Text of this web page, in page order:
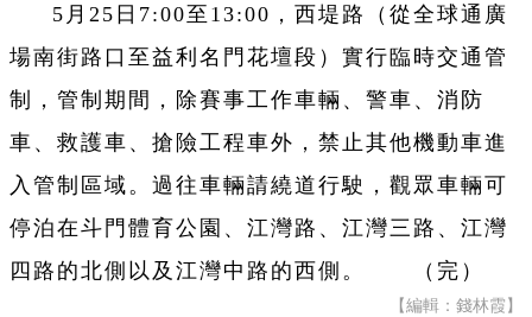
5月25日7:00至13:00，西堤路（從全球通廣
場南街路口至益利名門花壇段）實行臨時交通管
制，管制期間，除賽事工作車輛、警車、消防
車、救護車、搶險工程車外，禁止其他機動車進
入管制區域。過往車輛請繞道行駛，觀眾車輛可
停泊在斗門體育公園、江灣路、江灣三路、江灣
四路的北側以及江灣中路的西側。 （完）
【編輯：錢林霞】